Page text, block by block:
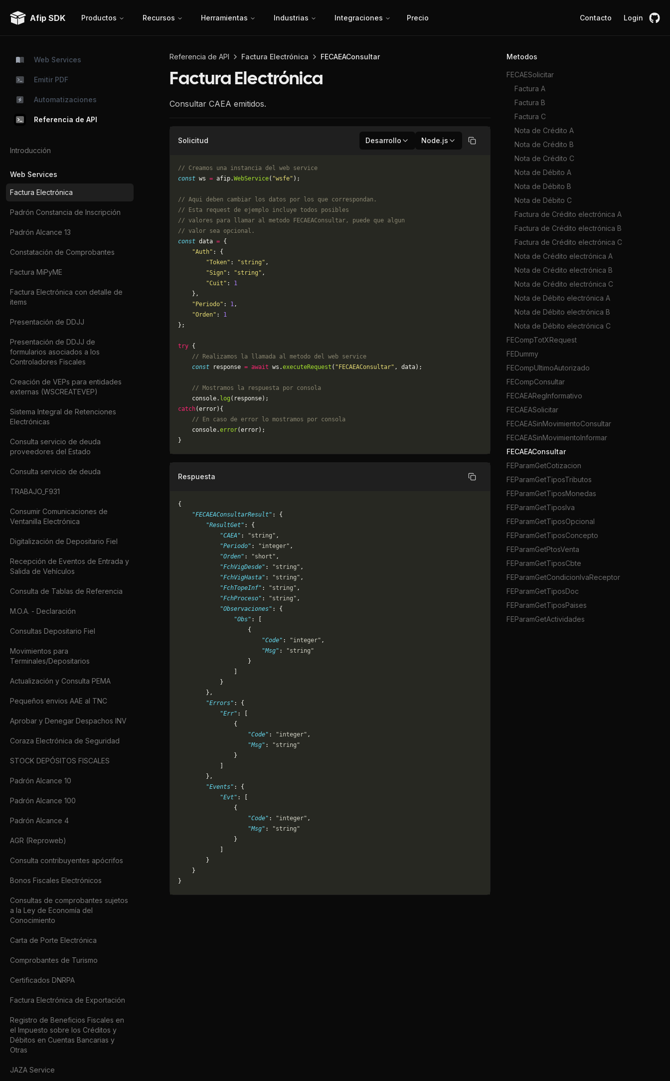
Afip SDK Productos Recursos Herramientas Industrias Integraciones Precio Contacto Login
Web Services
Emitir PDF
Automatizaciones
Referencia de API
Introducción
Web Services
Factura Electrónica
Padrón Constancia de Inscripción
Padrón Alcance 13
Constatación de Comprobantes
Factura MiPyME
Factura Electrónica con detalle de
items
Presentación de DDJJ
Presentación de DDJJ de
formularios asociados a los
Controladores Fiscales
Creación de VEPs para entidades
externas (WSCREATEVEP)
Sistema Integral de Retenciones
Electrónicas
Consulta servicio de deuda
proveedores del Estado
Consulta servicio de deuda
TRABAJO_F931
Consumir Comunicaciones de
Ventanilla Electrónica
Digitalización de Depositario Fiel
Recepción de Eventos de Entrada y
Salida de Vehículos
Consulta de Tablas de Referencia
M.O.A. - Declaración
Consultas Depositario Fiel
Movimientos para
Terminales/Depositarios
Actualización y Consulta PEMA
Pequeños envios AAE al TNC
Aprobar y Denegar Despachos INV
Coraza Electrónica de Seguridad
STOCK DEPÓSITOS FISCALES
Padrón Alcance 10
Padrón Alcance 100
Padrón Alcance 4
AGR (Reproweb)
Consulta contribuyentes apócrifos
Bonos Fiscales Electrónicos
Consultas de comprobantes sujetos
a la Ley de Economía del
Conocimiento
Carta de Porte Electrónica
Comprobantes de Turismo
Certificados DNRPA
Factura Electrónica de Exportación
Registro de Beneficios Fiscales en
el Impuesto sobre los Créditos y
Débitos en Cuentas Bancarias y
Otras
JAZA Service
Referencia de API Factura Electrónica FECAEAConsultar
Factura Electrónica
Consultar CAEA emitidos.
Solicitud Desarrollo Node.js Copiar
// Creamos una instancia del web service
const ws = afip.WebService( "wsfe" );
// Aqui deben cambiar los datos por los que correspondan.
// Esta request de ejemplo incluye todos posibles
// valores para llamar al metodo FECAEAConsultar, puede que algun
// valor sea opcional.
const data = {
    "Auth"
: {
        "Token"
: "string" ,
        "Sign"
: "string" ,
        "Cuit"
: 1
    },
    "Periodo"
: 1,
    "Orden"
: 1
};
try {
    // Realizamos la llamada al metodo del web service
    const
response = await ws.executeRequest ( "FECAEAConsultar" , data);
    // Mostramos la respuesta por consola
    console.
log (response);
catch(error){
    // En caso de error lo mostramos por consola
	console.
error(error);
}
Respuesta Copiar
{
    "FECAEAConsultarResult"
: {
        "ResultGet"
: {
            "CAEA"
: "string" ,
            "Periodo"
: "integer" ,
            "Orden"
: "short" ,
            "FchVigDesde"
: "string" ,
            "FchVigHasta"
: "string" ,
            "FchTopeInf"
: "string" ,
            "FchProceso"
: "string" ,
            "Observaciones"
: {
                "Obs"
: [
                    {
                        "Code"
: "integer" ,
                        "Msg"
:
"string"
                    }
            }
        },
        "Errors"
: {
            "Err"
: [
                {
                    "Code"
: "integer" ,
                    "Msg"
:
"string"
                }
        },
        "Events"
: {
            "Evt"
: [
                {
                    "Code"
: "integer" ,
                    "Msg"
:
"string"
                }
        }
    }
}
Metodos
FECAESolicitar
Factura A
Factura B
Factura C
Nota de Crédito A
Nota de Crédito B
Nota de Crédito C
Nota de Débito A
Nota de Débito B
Nota de Débito C
Factura de Crédito electrónica A
Factura de Crédito electrónica B
Factura de Crédito electrónica C
Nota de Crédito electrónica A
Nota de Crédito electrónica B
Nota de Crédito electrónica C
Nota de Débito electrónica A
Nota de Débito electrónica B
Nota de Débito electrónica C
FECompTotXRequest
FEDummy
FECompUltimoAutorizado
FECompConsultar
FECAEARegInformativo
FECAEASolicitar
FECAEASinMovimientoConsultar
FECAEASinMovimientoInformar
FECAEAConsultar
FEParamGetCotizacion
FEParamGetTiposTributos
FEParamGetTiposMonedas
FEParamGetTiposIva
FEParamGetTiposOpcional
FEParamGetTiposConcepto
FEParamGetPtosVenta
FEParamGetTiposCbte
FEParamGetCondicionIvaReceptor
FEParamGetTiposDoc
FEParamGetTiposPaises
FEParamGetActividades